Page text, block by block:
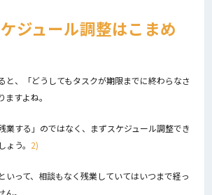
ジュール調整はこまめ
と、「どうしてもタスクが期限までに終わらなさ
すよね。
業する」のではなく、まずスケジュール調整でき
う。 2)
いって、相談もなく残業していてはいつまで経っ